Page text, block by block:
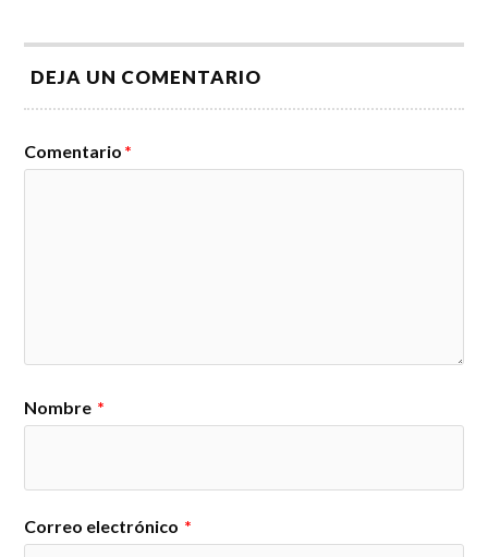
DEJA UN COMENTARIO
Comentario *
Nombre *
Correo electrónico *